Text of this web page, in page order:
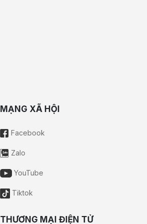
MẠNG XÃ HỘI
Facebook
Zalo
YouTube
Tiktok
THƯƠNG MẠI ĐIỆN TỬ